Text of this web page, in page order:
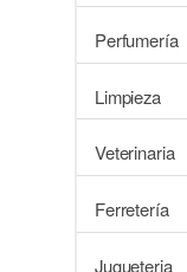
Perfumería
Limpieza
Veterinaria
Ferretería
Jugueteria